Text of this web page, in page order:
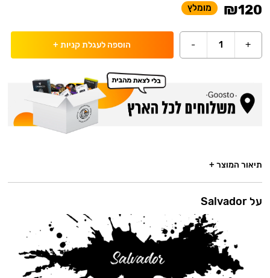
₪120 מומלץ
+
1
- הוספה לעגלת קניות +
תיאור המוצר +
על Salvador